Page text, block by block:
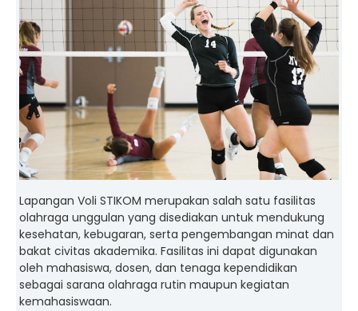
Lapangan Voli STIKOM merupakan salah satu fasilitas
olahraga unggulan yang disediakan untuk mendukung
kesehatan, kebugaran, serta pengembangan minat dan
bakat civitas akademika. Fasilitas ini dapat digunakan
oleh mahasiswa, dosen, dan tenaga kependidikan
sebagai sarana olahraga rutin maupun kegiatan
kemahasiswaan.